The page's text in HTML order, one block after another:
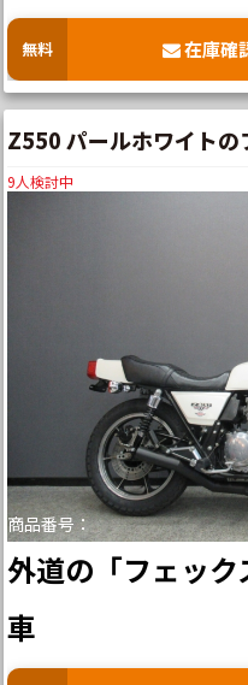
無料 在庫確
Z550 パールホワイトの
9人検討中
商品番号：
外道の「フェッ
車